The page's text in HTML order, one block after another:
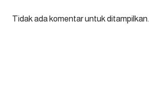
Tidak ada komentar untuk ditampilkan.